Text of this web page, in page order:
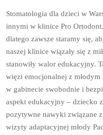
Stomatologia dla dzieci w
innymi w klinice Pro
dlatego zawsze staramy się,
naszej klinice wiązały się z
stanowiły walor edukacyjny.
więzi emocjonalnej z
w gabinecie swobodnie i
aspekt edukacyjny – dziecko
pozytywne nawyki związane
wizyty adaptacyjnej młody